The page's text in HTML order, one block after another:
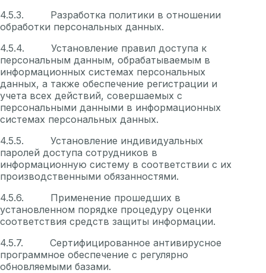
4.5.3. Разработка политики в отношении
обработки персональных данных.
4.5.4. Установление правил доступа к
персональным данным, обрабатываемым в
информационных системах персональных
данных, а также обеспечение регистрации и
учета всех действий, совершаемых с
персональными данными в информационных
системах персональных данных.
4.5.5. Установление индивидуальных
паролей доступа сотрудников в
информационную систему в соответствии с их
производственными обязанностями.
4.5.6. Применение прошедших в
установленном порядке процедуру оценки
соответствия средств защиты информации.
4.5.7. Сертифицированное антивирусное
программное обеспечение с регулярно
обновляемыми базами.